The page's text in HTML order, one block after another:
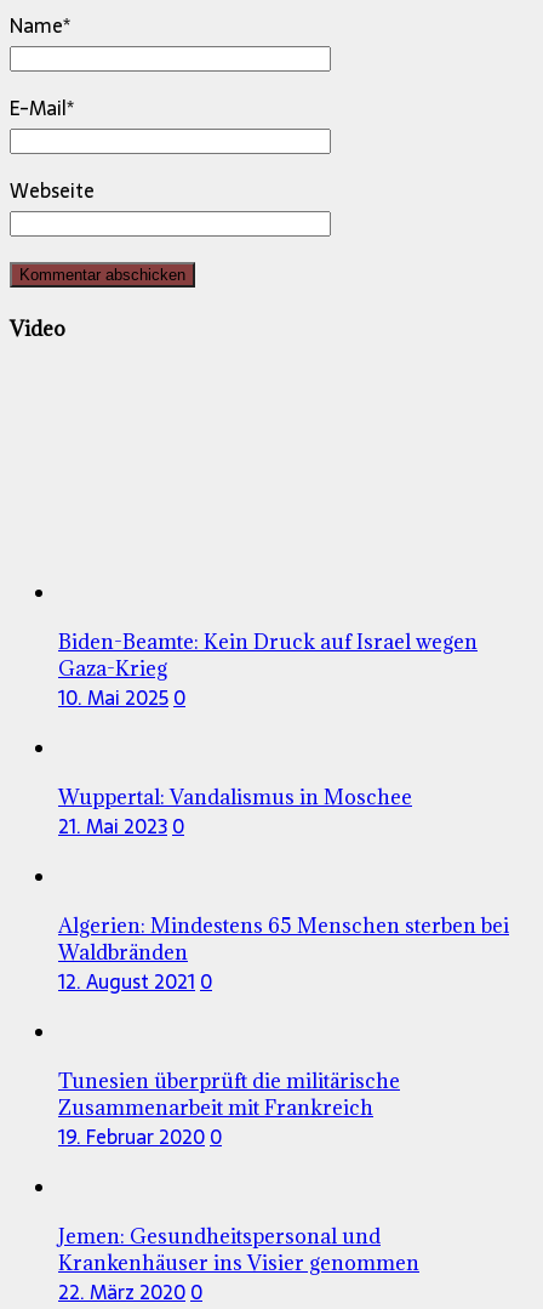
Name*
E-Mail*
Webseite
Video
Biden-Beamte: Kein Druck auf Israel wegen
Gaza-Krieg
10. Mai 20250
Wuppertal: Vandalismus in Moschee
21. Mai 20230
Algerien: Mindestens 65 Menschen sterben bei
Waldbränden
12. August 2021 0
Tunesien überprüft die militärische
Zusammenarbeit mit Frankreich
19. Februar 20200
Jemen: Gesundheitspersonal und
Krankenhäuser ins Visier genommen
22. März 20200